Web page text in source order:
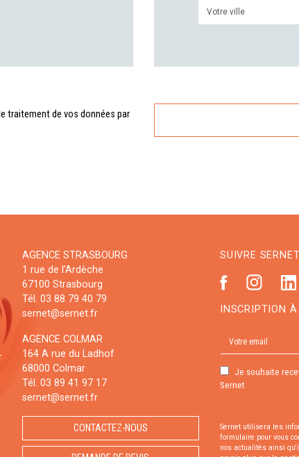
traitement de vos données par
AGENCE STRASBOURG
1 rue de l’Ardèche
67100 Strasbourg
Tél. 03 88 79 40 79
sernet@sernet.fr
AGENCE COLMAR
164 A rue du Ladhof
68000 Colmar
Tél. 03 89 41 97 17
sernet@sernet.fr
CONTACTEZ-NOUS
SUIVRE
INSCRIPTION
Je souhaite
Sernet
Sernet utilisera les
formulaire pour vous
nos actualités ainsi